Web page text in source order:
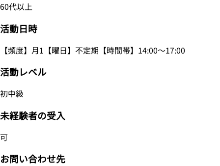
60代以上
活動日時
【頻度】月1【曜日】不定期【時間帯】14:00～17:00
活動レベル
初中級
未経験者の受入
可
お問い合わせ先